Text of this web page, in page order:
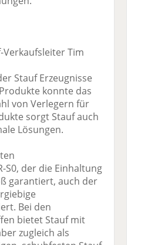
Verkaufsleiter Tim
Stauf Erzeugnisse
konnte das
von Verlegern für
sorgt Stauf auch
Lösungen.
der die Einhaltung
garantiert, auch der
Bei den
bietet Stauf mit
zugleich als